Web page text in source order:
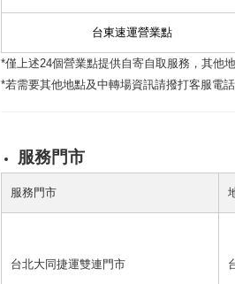
台東速運營業點
*僅上述24個營業點提供自寄自取服務，其他
*若需要其他地點及中轉場資訊請撥打客服電
服務門市
服務門市
台北大同捷運雙連門市